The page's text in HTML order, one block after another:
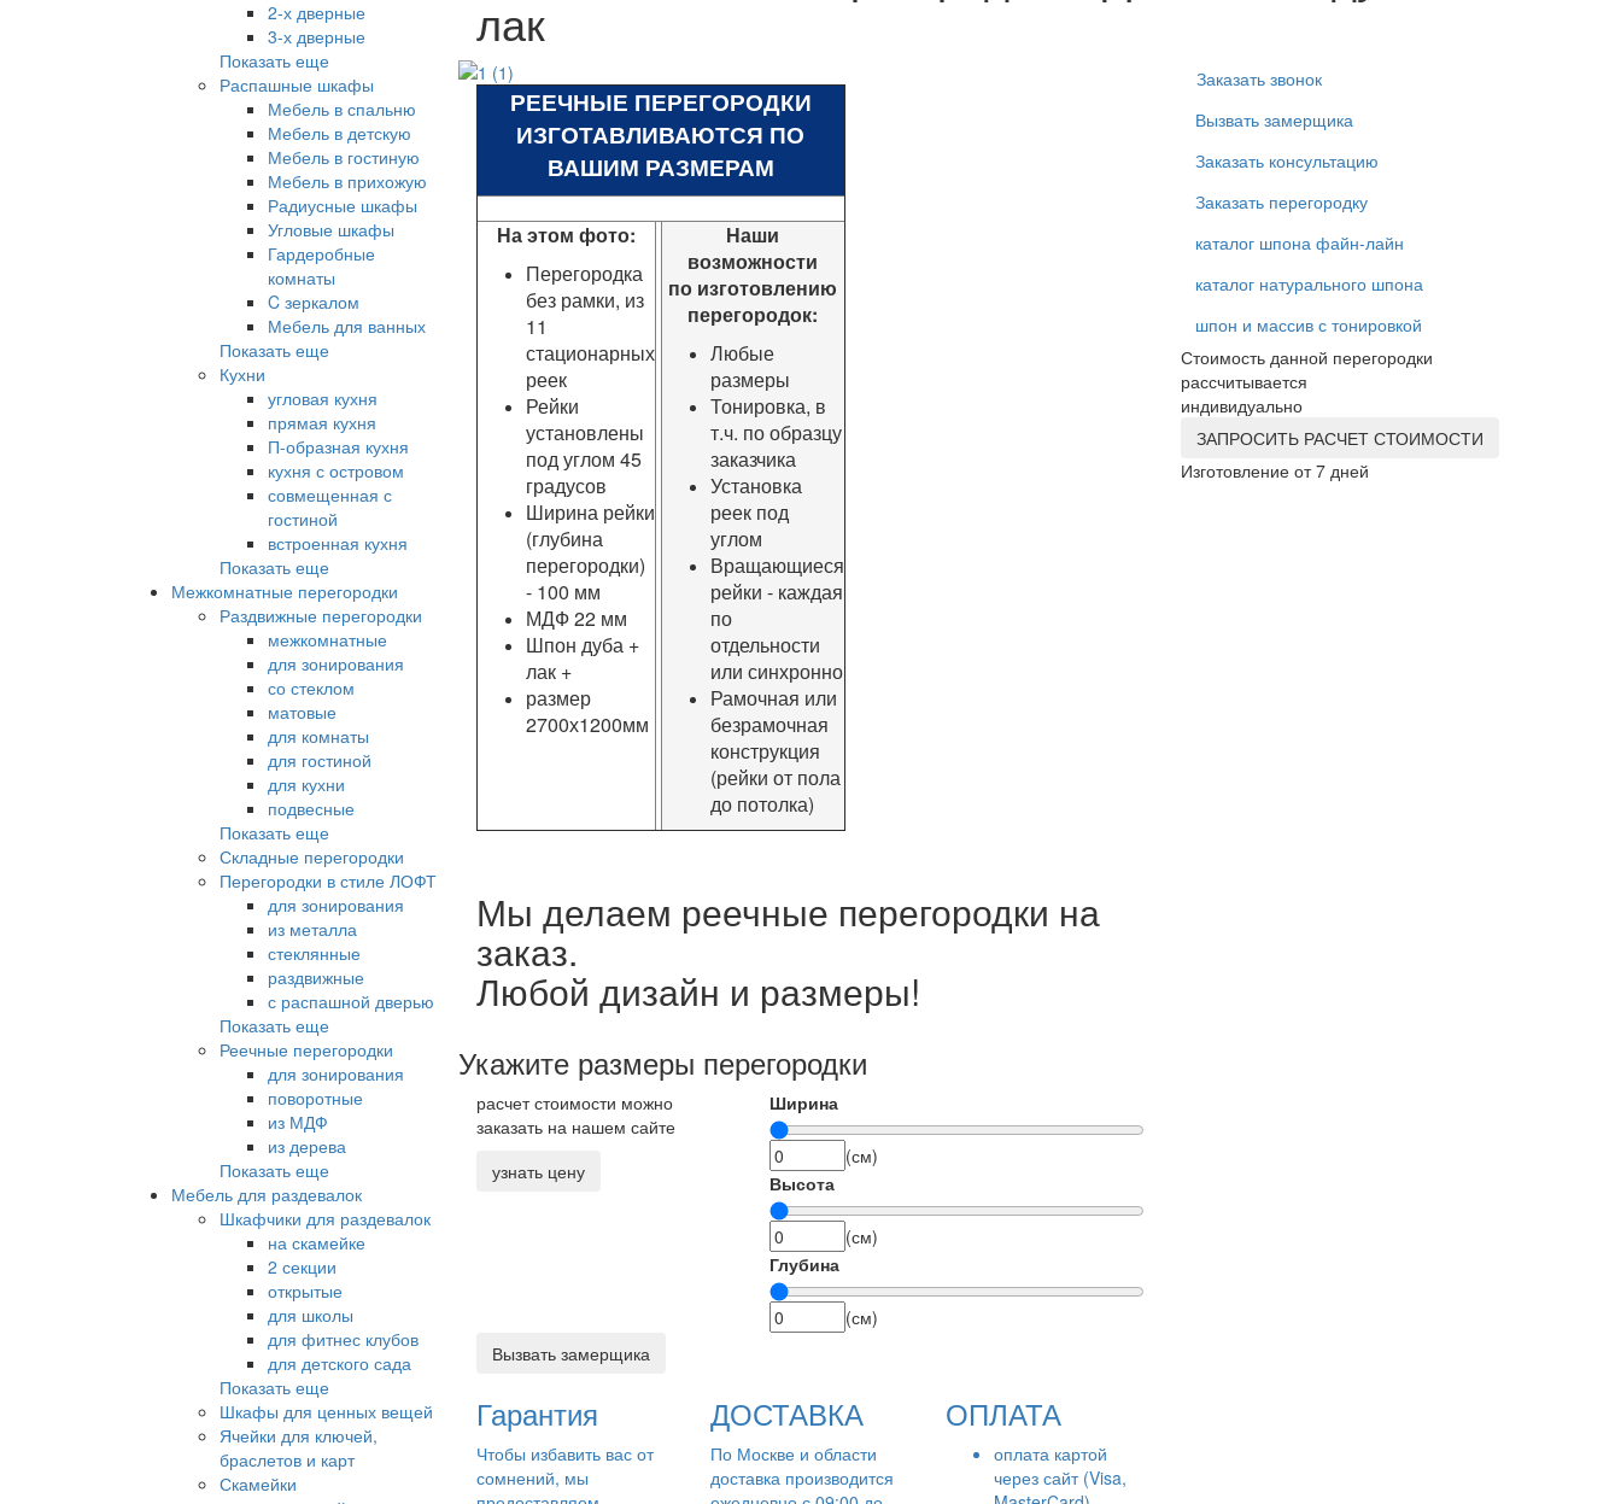
2-х дверные
3-х дверные
Показать еще
Распашные шкафы
Мебель в спальню
Мебель в детскую
Мебель в гостиную
Мебель в прихожую
Радиусные шкафы
Угловые шкафы
Гардеробные
комнаты
C зеркалом
Мебель для ванных
Показать еще
Кухни
угловая кухня
прямая кухня
П-образная кухня
кухня с островом
совмещенная с
гостиной
встроенная кухня
Показать еще
Межкомнатные перегородки
Раздвижные перегородки
межкомнатные
для зонирования
со стеклом
матовые
для комнаты
для гостиной
для кухни
подвесные
Показать еще
Складные перегородки
Перегородки в стиле ЛОФТ
для зонирования
из металла
стеклянные
раздвижные
с распашной дверью
Показать еще
Реечные перегородки
для зонирования
поворотные
из МДФ
из дерева
Показать еще
Мебель для раздевалок
Шкафчики для раздевалок
на скамейке
2 секции
открытые
для школы
для фитнес клубов
для детского сада
Показать еще
Шкафы для ценных вещей
Ячейки для ключей,
браслетов и карт
Скамейки
лак
РЕЕЧНЫЕ ПЕРЕГОРОДКИ
ИЗГОТАВЛИВАЮТСЯ ПО
ВАШИМ РАЗМЕРАМ
На этом фото:
Перегородка
без рамки, из
11
стационарных
реек
Рейки
установлены
под углом 45
градусов
Ширина рейки
(глубина
перегородки)
- 100 мм
МДФ 22 мм
Шпон дуба +
лак +
размер
2700х1200мм
Наши
возможности
по изготовлению
перегородок:
Любые
размеры
Тонировка, в
т.ч. по образцу
заказчика
Установка
реек под
углом
Вращающиеся
рейки - каждая
по
отдельности
или синхронно
Рамочная или
безрамочная
конструкция
(рейки от пола
до потолка)
Заказать звонок
Вызвать замерщика
Заказать консультацию
Заказать перегородку
каталог шпона файн-лайн
каталог натурального шпона
шпон и массив с тонировкой
Стоимость данной перегородки
рассчитывается
индивидуально
ЗАПРОСИТЬ РАСЧЕТ СТОИМОСТИ
Изготовление от 7 дней
Мы делаем реечные перегородки на
заказ.
Любой дизайн и размеры!
Укажите размеры перегородки
расчет стоимости можно
заказать на нашем сайте
узнать цену
Ширина
(см)
Высота
(см)
Глубина
(см)
Вызвать замерщика
Гарантия
Чтобы избавить вас от
сомнений, мы
ДОСТАВКА
По Москве и области
доставка производится
ОПЛАТА
оплата картой
через сайт (Visa,